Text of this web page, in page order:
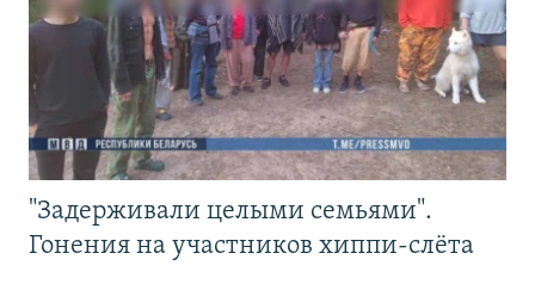
"Задерживали целыми семьями".
Гонения на участников хиппи-слёта